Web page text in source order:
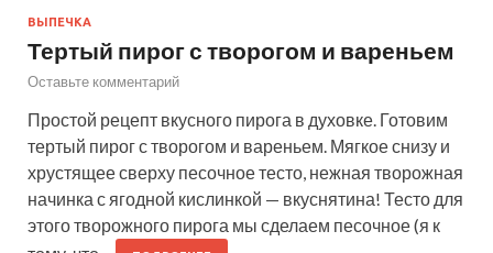
ВЫПЕЧКА
Тертый пирог с творогом и вареньем
Оставьте комментарий
Простой рецепт вкусного пирога в духовке. Готовим
тертый пирог с творогом и вареньем. Мягкое снизу и
хрустящее сверху песочное тесто, нежная творожная
начинка с ягодной кислинкой — вкуснятина! Тесто для
этого творожного пирога мы сделаем песочное (я к